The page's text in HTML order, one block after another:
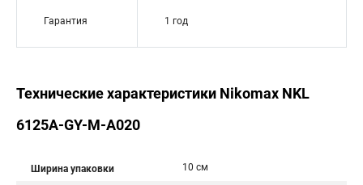
Гарантия 1 год
Технические характеристики Nikomax NKL
6125A-GY-M-A020
Ширина упаковки 10 см